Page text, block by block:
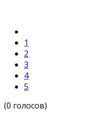
1
2
3
4
5
(0 голосов)